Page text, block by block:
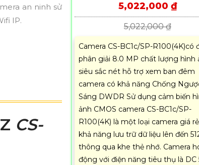
an ninh sử
IP.
CS-
5,022,000 ₫
5,022,000 ₫
Camera CS-BC1c/SP-R100(4K)có
phân giải 8.0 MP chất lượng hình
siêu sắc nét hỗ trợ xem ban đêm
camera có khả năng Chống
Sáng DWDR Sử dụng cảm biến
ảnh CMOS camera CS-BC1c/SP-
R100(4K) là một loại camera giá
khả năng lưu trữ dữ liệu lên đến
thông qua khe thẻ nhớ. Camera
động với điện năng tiêu thụ là DC